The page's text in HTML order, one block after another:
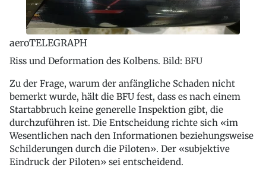
aeroTELEGRAPH
Riss und Deformation des Kolbens. Bild: BFU
Zu der Frage, warum der anfängliche Schaden nicht
bemerkt wurde, hält die BFU fest, dass es nach einem
Startabbruch keine generelle Inspektion gibt, die
durchzuführen ist. Die Entscheidung richte sich «im
Wesentlichen nach den Informationen beziehungsweise
Schilderungen durch die Piloten». Der «subjektive
Eindruck der Piloten» sei entscheidend.